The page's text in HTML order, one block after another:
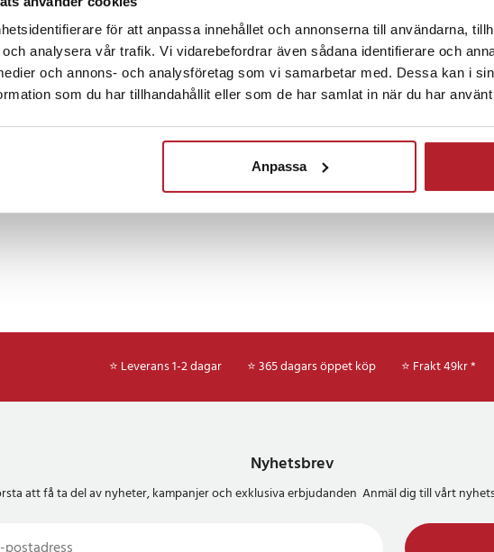
för att anpassa innehållet och annonserna till användarna,
analysera vår trafik. Vi vidarebefordrar även sådana identifierare och
och annons- och analysföretag som vi samarbetar med. Dessa kan i
som du har tillhandahållit eller som de har samlat in när du har
Anpassa
och en professionell finish.
8 delar inklusive rollers och penslar
Bekväma handtag för långvarig
Idealiska för både breda strök och fina
Måla, sy & pyssla Rea 100-199 Kronor
Penslar & rollers Målarpenslar
⭐ Leverans 1-2 dagar ⭐ 365 dagars öppet köp ⭐ Frakt 49kr *
Nyhetsbrev
att få ta del av nyheter, kampanjer och exklusiva erbjudanden Anmäl dig till vårt